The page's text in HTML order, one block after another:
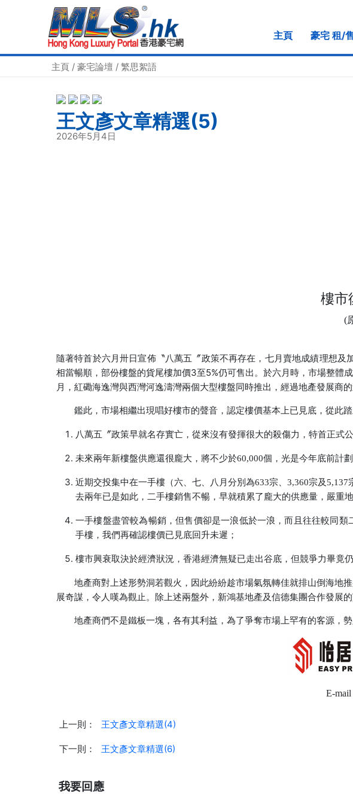
主頁 豪宅 租/
主頁 / 豪宅論壇 / 繁思絮語
王文彥文章精選(5)
2026年5月4日
樓市
(
隨著特首於六月卅日宣佈〝八萬五〞政策不再存在，七月賣地成績理想
相當暢順，部份樓盤的貨尾樓加價3至5%仍可售出。於六月時，市場整
月，紅磡海逸灣與西灣河逸濤灣兩個大型樓盤同時推出，經過地產發展商
鑑此，市場相繼出現唱好樓市的聲音，認定樓價基本上已見底，從此踏
八萬五〞政策早就名存實亡，從來沒有發揮很大的殺傷力，特首正式
未來兩年新樓盤供應還很龐大，將不少於60,000個，光是今年底前計
近期交投集中在一手樓（六、七、八月分別為633宗、3,360宗及
去兩年已是如此，二手樓銷售不暢，早就積累了龐大的供應量，嚴重
一手樓盤盡管較為暢銷，但售價卻是一浪低於一浪，而且往往較同
手樓，我們再確認樓價已見底回升未遲；
樓市興衰取決於經濟狀況，香港經濟無疑已走出谷底，但競爭力畢竟
地產商對上述形勢洞若觀火，因此紛紛趁市場氣氛轉佳就排山倒海地
展奇謀，令人嘆為觀止。除上述兩盤外，新鴻基地產及信德集團合作發展
地產商們不是鐵板一塊，各有其利益，為了爭奪市場上罕有的客源，勢
E-mail
上一則： 王文彥文章精選(4)
下一則： 王文彥文章精選(6)
我要回應